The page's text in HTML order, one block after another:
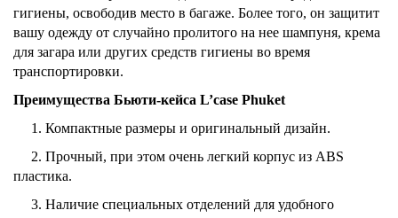
гигиены, освободив место в багаже. Более того, он защитит
вашу одежду от случайно пролитого на нее шампуня, крема
для загара или других средств гигиены во время
транспортировки.
Преимущества Бьюти-кейса L’case Phuket
1. Компактные размеры и оригинальный дизайн.
2. Прочный, при этом очень легкий корпус из ABS
пластика.
3. Наличие специальных отделений для удобного